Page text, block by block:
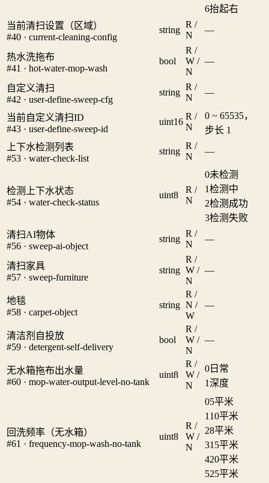
6抬起右
当前清扫设置（区域）
#40 · current-cleaning-config
string
R /
N
—
热水洗拖布
#41 · hot-water-mop-wash
bool
R /
W /
N
—
自定义清扫
#42 · user-define-sweep-cfg
string
R /
N
—
当前自定义清扫ID
#43 · user-define-sweep-id
uint16
R /
N
0 ~ 65535，
步长 1
上下水检测列表
#53 · water-check-list
string
R /
N
—
检测上下水状态
#54 · water-check-status
uint8
R /
N
0未检测
1检测中
2检测成功
3检测失败
清扫AI物体
#56 · sweep-ai-object
string
R /
N
—
清扫家具
#57 · sweep-furniture
string
R /
W /
N
—
地毯
#58 · carpet-object
string
R /
N /
W
—
清洁剂自投放
#59 · detergent-self-delivery
bool
R /
W /
N
—
无水箱拖布出水量
#60 · mop-water-output-level-no-tank
uint8
R /
W /
N
0 日常
1深度
回洗频率（无水箱）
#61 · frequency-mop-wash-no-tank
uint8
R /
W /
N
05平米
1 10平米
28平米
315平米
420平米
525平米